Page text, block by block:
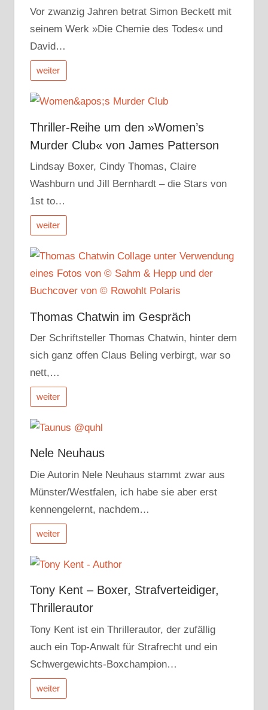
Vor zwanzig Jahren betrat Simon Beckett mit
seinem Werk »Die Chemie des Todes« und
David…
weiter
Thriller-Reihe um den »Women’s
Murder Club« von James Patterson
Lindsay Boxer, Cindy Thomas, Claire
Washburn und Jill Bernhardt – die Stars von
1st to…
weiter
Thomas Chatwin im Gespräch
Der Schriftsteller Thomas Chatwin, hinter dem
sich ganz offen Claus Beling verbirgt, war so
nett,…
weiter
Nele Neuhaus
Die Autorin Nele Neuhaus stammt zwar aus
Münster/Westfalen, ich habe sie aber erst
kennengelernt, nachdem…
weiter
Tony Kent – Boxer, Strafverteidiger,
Thrillerautor
Tony Kent ist ein Thrillerautor, der zufällig
auch ein Top-Anwalt für Strafrecht und ein
Schwergewichts-Boxchampion…
weiter